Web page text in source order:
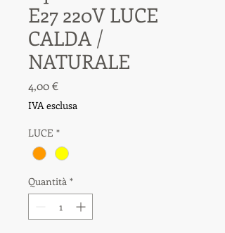
E27 220V LUCE
CALDA /
NATURALE
4,00 €Prezzo
IVA esclusa
LUCE *
Quantità *